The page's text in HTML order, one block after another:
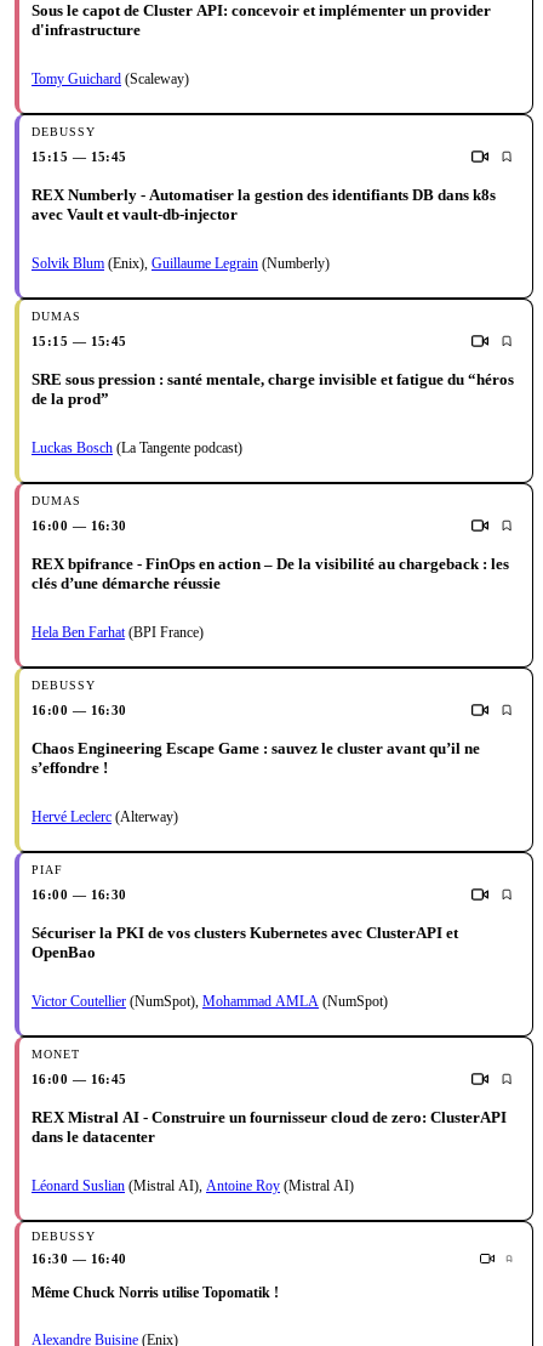
Sous le capot de Cluster API: concevoir et implémenter un provider
d'infrastructure
Tomy Guichard (Scaleway)
15:15 — 15:45
REX Numberly - Automatiser la gestion des identifiants DB dans k8s
avec Vault et vault-db-injector
Solvik Blum (Enix), Guillaume Legrain (Numberly)
15:15 — 15:45
SRE sous pression : santé mentale, charge invisible et fatigue du “héros
de la prod”
Luckas Bosch (La Tangente podcast)
16:00 — 16:30
REX bpifrance - FinOps en action – De la visibilité au chargeback : les
clés d’une démarche réussie
Hela Ben Farhat(BPI France)
16:00 — 16:30
Chaos Engineering Escape Game : sauvez le cluster avant qu’il ne
s’effondre !
Hervé Leclerc (Alterway)
16:00 — 16:30
Sécuriser la PKI de vos clusters Kubernetes avec ClusterAPI et
OpenBao
Victor Coutellier (NumSpot), Mohammad AMLA (NumSpot)
16:00 — 16:45
REX Mistral AI - Construire un fournisseur cloud de zero: ClusterAPI
dans le datacenter
Léonard Suslian (Mistral AI), Antoine Roy (Mistral AI)
16:30 — 16:40
Même Chuck Norris utilise Topomatik !
Alexandre Buisine (Enix)